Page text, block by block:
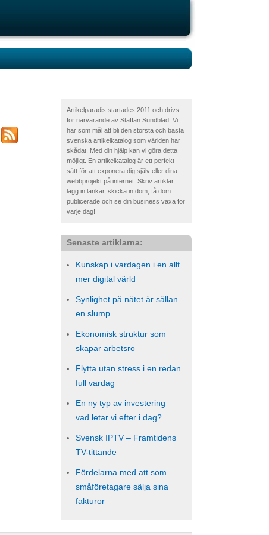
Artikelparadis startades 2011 och drivs
för närvarande av Staffan Sundblad. Vi
har som mål att bli den största och bästa
svenska artikelkatalog som världen har
skådat. Med din hjälp kan vi göra detta
möjligt. En artikelkatalog är ett perfekt
sätt för att exponera dig själv eller dina
webbprojekt på internet. Skriv artiklar,
lägg in länkar, skicka in dom, få dom
publicerade och se din business växa för
varje dag!
Senaste artiklarna:
Kunskap i vardagen i en allt
mer digital värld
Synlighet på nätet är sällan
en slump
Ekonomisk struktur som
skapar arbetsro
Flytta utan stress i en redan
full vardag
En ny typ av investering –
vad letar vi efter i dag?
Svensk IPTV – Framtidens
TV-tittande
Fördelarna med att som
småföretagare sälja sina
fakturor